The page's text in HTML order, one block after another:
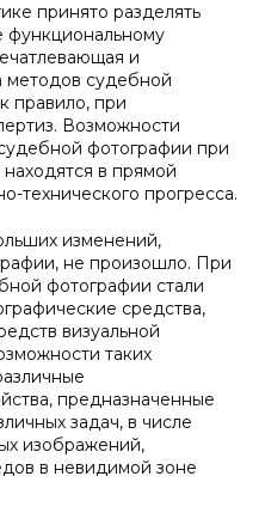
принято разделять
и
методов судебной
правило, при
Возможности
фотографии при
в прямой
технического прогресса.
изменений,
не произошло. При
фотографии стали
средства,
визуальной
таких
предназначенные
задач, в числе
изображений,
в невидимой зоне